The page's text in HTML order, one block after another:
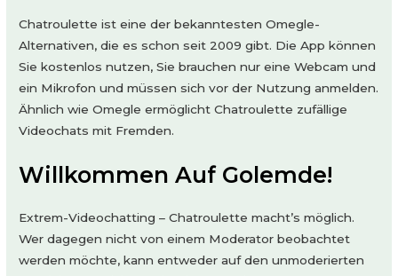
Chatroulette ist eine der bekanntesten Omegle-
Alternativen, die es schon seit 2009 gibt. Die App können
Sie kostenlos nutzen, Sie brauchen nur eine Webcam und
ein Mikrofon und müssen sich vor der Nutzung anmelden.
Ähnlich wie Omegle ermöglicht Chatroulette zufällige
Videochats mit Fremden.
Willkommen Auf Golemde!
Extrem-Videochatting – Chatroulette macht’s möglich.
Wer dagegen nicht von einem Moderator beobachtet
werden möchte, kann entweder auf den unmoderierten